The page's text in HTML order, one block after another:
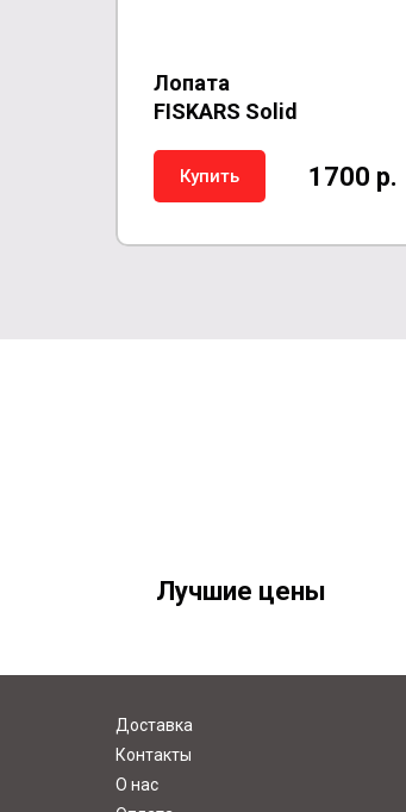
Лопата
FISKARS Solid
Купить 1700 р.
Лучшие цены
Доставка
Контакты
О нас